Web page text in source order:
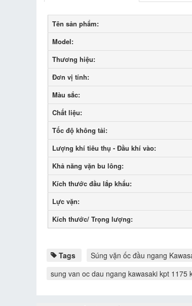
Tên sản phẩm:
Model:
Thương hiệu:
Đơn vị tính:
Màu sắc:
Chất liệu:
Tốc độ không tải:
Lượng khí tiêu thụ - Đầu khí vào:
Khả năng vặn bu lông:
Kích thước đầu lắp khẩu:
Lực vặn:
Kích thước/ Trọng lượng:
Tags Súng vặn ốc đầu ngang
sung van oc dau ngang kawasaki kpt 1175